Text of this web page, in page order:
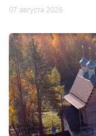
07 августа 2026